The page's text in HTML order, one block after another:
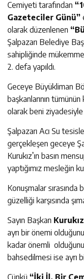
Cemiyeti tarafından
Gazeteciler Günü”
olarak düzenlenen
Şalpazarı Belediye
sahipliğinde
2. defa yapıldı.
Geceye Büyükliman
başkanlarının
olarak beni
Şalpazarı Acı Su
gerçekleşen geceye
Kurukız’ın basın
yaptığımız mesleğin
Konuşmalar sırasında
güzelliği karşısında
Sayın Başkan
ayrı bir önemi
kadar önemli
bahsedilmesi ise ayrı
Çünkü “İki İl, Bir